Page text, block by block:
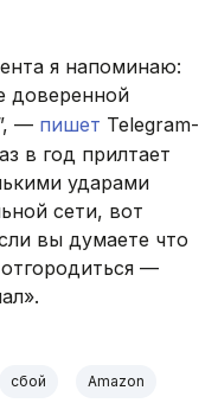
я напоминаю:
доверенной
— пишет Telegram-
в год прилтает
ударами
сети, вот
вы думаете что
—
сбой Amazon